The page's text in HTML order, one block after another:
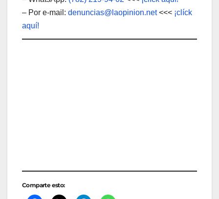
– Por e-mail: denuncias@laopinion.net<<< ¡clíck
aquí!